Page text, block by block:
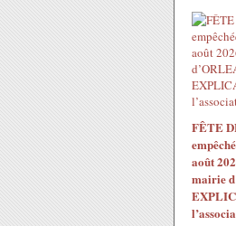
FÊTE
août
mairie